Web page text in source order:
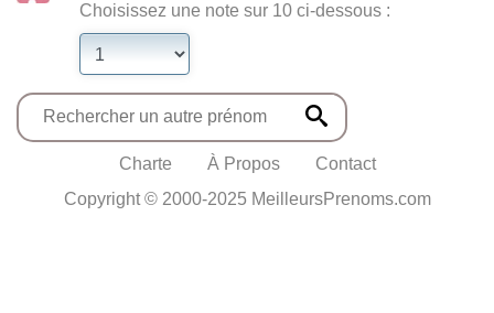
Choisissez une note sur 10 ci-dessous :
Charte À Propos
Contact
Copyright © 2000-2025 MeilleursPrenoms.com